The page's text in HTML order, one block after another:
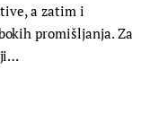
a zatim i
promišljanja. Za